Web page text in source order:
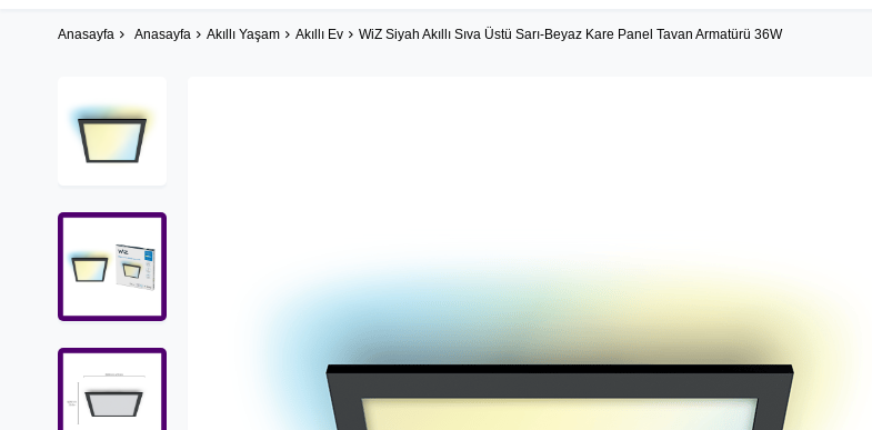
Anasayfa Anasayfa Akıllı Yaşam Akıllı Ev WiZ Siyah Akıllı Sıva Üstü Sarı-Beyaz Kare Panel Tavan Armatürü 36W